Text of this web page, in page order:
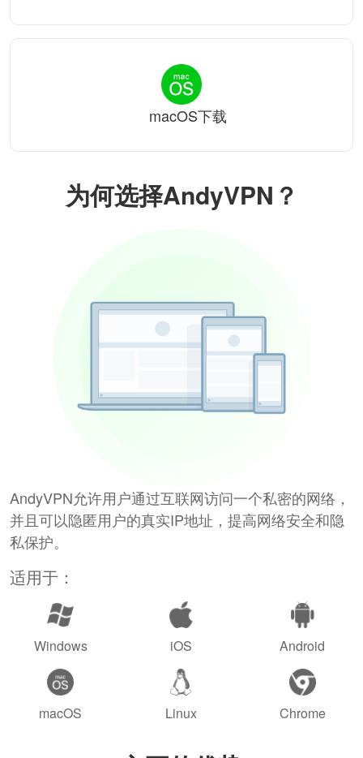
为何选择AndyVPN？
AndyVPN允许用户通过互联网访问一个私密的网络，
并且可以隐匿用户的真实IP地址，提高网络安全和隐
私保护。
适用于：
Windows iOS Android
macOS Linux Chrome
macOS下载